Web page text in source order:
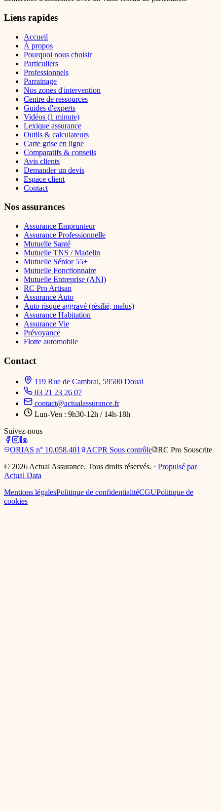
Liens rapides
Accueil
À propos
Pourquoi nous choisir
Particuliers
Professionnels
Parrainage
Nos zones d'intervention
Centre de ressources
Guides d'experts
Vidéos (1 minute)
Lexique assurance
Outils & calculateurs
Carte grise en ligne
Comparatifs & conseils
Avis clients
Demander un devis
Espace client
Contact
Nos assurances
Assurance Emprunteur
Assurance Professionnelle
Mutuelle Santé
Mutuelle TNS / Madelin
Mutuelle Sénior 55+
Mutuelle Fonctionnaire
Mutuelle Entreprise (ANI)
RC Pro Artisan
Assurance Auto
Auto risque aggravé (résilié, malus)
Assurance Habitation
Assurance Vie
Prévoyance
Flotte automobile
Contact
119 Rue de Cambrai, 59500 Douai
03 21 23 26 07
contact@actualassurance.fr
Lun-Ven : 9h30-12h / 14h-18h
Suivez-nous
ORIAS n° 10.058.401 ACPR Sous contrôle RC Pro Souscrite
© 2026 Actual Assurance. Tous droits réservés. · Propulsé par
Actual Data
Mentions légalesPolitique de confidentialitéCGUPolitique de
cookies